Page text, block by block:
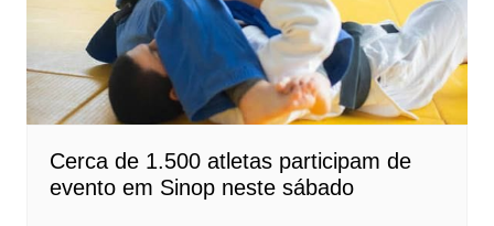
Cerca de 1.500 atletas participam de
evento em Sinop neste sábado